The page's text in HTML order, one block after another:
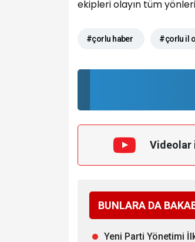
ekipleri olayın tüm
#çorlu haber #çorlu il
Videolar
BUNLARA DA
Yeni Parti Yönetimi İlk